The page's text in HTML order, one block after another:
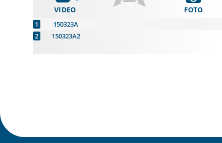
VIDEO
150323A
150323A2
FOTO